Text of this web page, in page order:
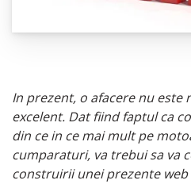
In prezent, o afacere nu este
excelent. Dat fiind faptul ca
din ce in ce mai mult pe
cumparaturi, va trebui sa va
construirii unei prezente web